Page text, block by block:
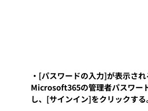
・[パスワードの入力]が表示され
Microsoft365の管理者パスワー
し、[サインイン]をクリックする